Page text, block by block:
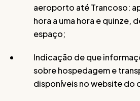
aeroporto até Trancoso:
hora a uma hora e quinze,
espaço;
Indicação de que
sobre hospedagem e
disponíveis no website do